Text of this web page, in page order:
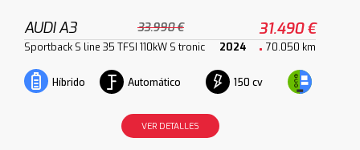
AUDI A3 33.990 € 31.490 €
Sportback S line 35 TFSI 110kW S tronic 2024 70.050 km
Híbrido Automático 150 cv
VER DETALLES